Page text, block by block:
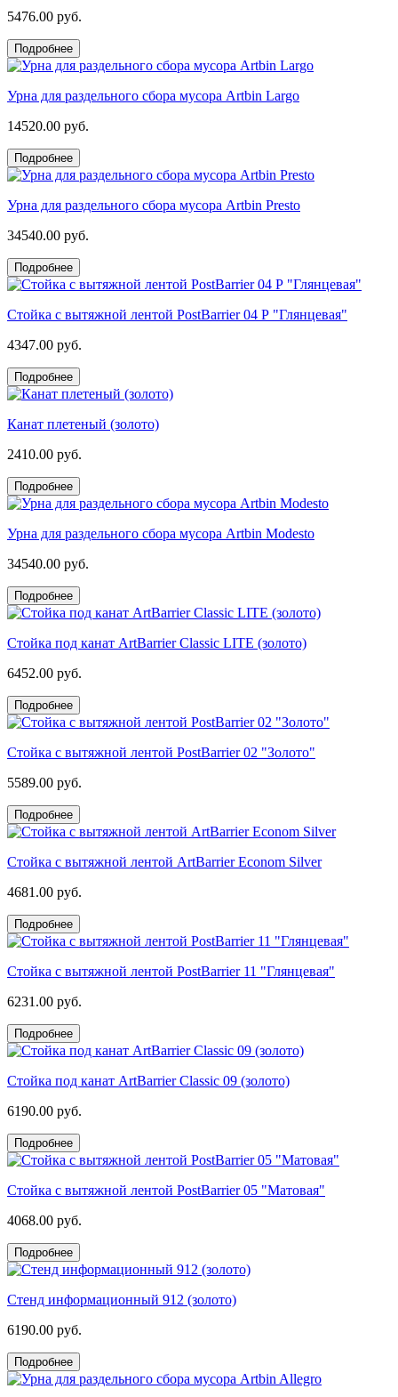
5476.00 руб.
Подробнее
Урна для раздельного сбора мусора Artbin Largo
14520.00 руб.
Подробнее
Урна для раздельного сбора мусора Artbin Presto
34540.00 руб.
Подробнее
Стойка с вытяжной лентой PostBarrier 04 Р "Глянцевая"
4347.00 руб.
Подробнее
Канат плетеный (золото)
2410.00 руб.
Подробнее
Урна для раздельного сбора мусора Artbin Modesto
34540.00 руб.
Подробнее
Стойка под канат ArtBarrier Classic LITE (золото)
6452.00 руб.
Подробнее
Стойка с вытяжной лентой PostBarrier 02 "Золото"
5589.00 руб.
Подробнее
Стойка с вытяжной лентой ArtBarrier Econom Silver
4681.00 руб.
Подробнее
Стойка с вытяжной лентой PostBarrier 11 "Глянцевая"
6231.00 руб.
Подробнее
Стойка под канат ArtBarrier Classic 09 (золото)
6190.00 руб.
Подробнее
Стойка с вытяжной лентой PostBarrier 05 "Матовая"
4068.00 руб.
Подробнее
Стенд информационный 912 (золото)
6190.00 руб.
Подробнее